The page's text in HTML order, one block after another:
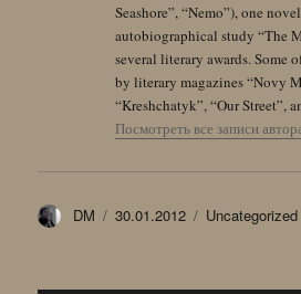
Seashore”, “Nemo”), one
autobiographical study “The
several literary awards. Some
by literary magazines “Novy
“Kreshchatyk”, “Our Street”,
Посмотреть все записи
Автор
DM Опубликовано
30.01.2012 Рубрики
Uncategorized